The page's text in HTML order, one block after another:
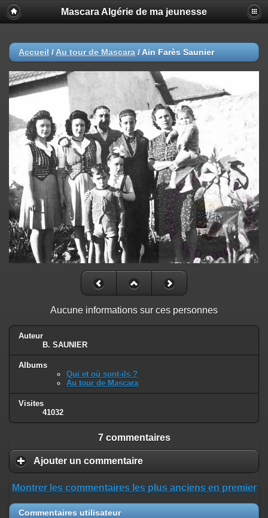
Mascara Algérie de ma jeunesse
Accueil / Au tour de Mascara / Ain Farès Saunier
Aucune informations sur ces personnes
Auteur
B. SAUNIER
Albums
Qui et où sont-ils ?
Au tour de Mascara
Visites
41032
7 commentaires
Ajouter un commentaire
Montrer les commentaires les plus anciens en premier
Commentaires utilisateur